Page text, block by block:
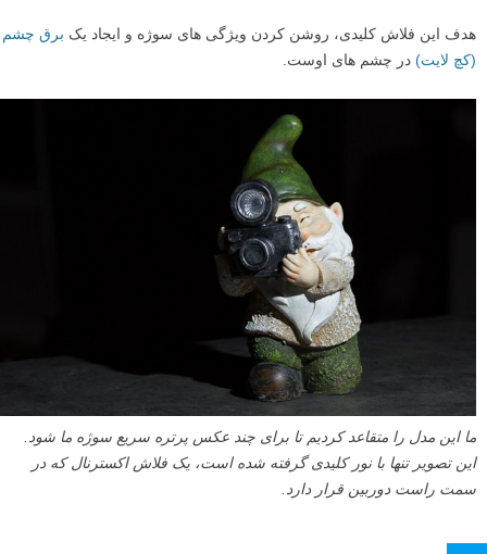
هدف این فلاش کلیدی، روشن کردن ویژگی های سوژه و ایجاد یک برق چشم
(کچ لایت) در چشم های اوست.
ما این مدل را متقاعد کردیم تا برای چند عکس پرتره سریع سوژه ما شود.
این تصویر تنها با نور کلیدی گرفته شده است، یک فلاش اکسترنال که در
سمت راست دوربین قرار دارد.